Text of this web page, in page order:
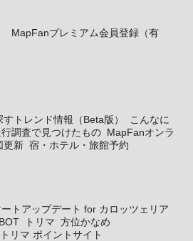
MapFanプレミアム会員登録（有
トレンド情報（Beta版）
こんなに
調査で見つけたもの MapFanオンラ
更新 宿・ホテル・旅館予約
ートアップデート for カロッツェリア
トリマ 方位かなめ
トリマ ポイントサイト